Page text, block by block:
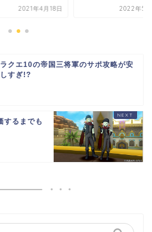
2022年5月26日 2022年5
ラクエ10の帝国三将軍のサポ攻略が安
すぎ!?
するまでも